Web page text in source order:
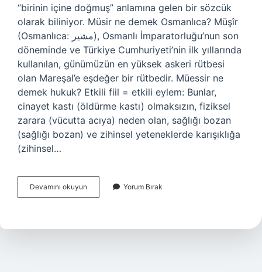
“birinin içine doğmuş” anlamına gelen bir sözcük
olarak biliniyor. Müsir ne demek Osmanlıca? Müşîr
(Osmanlıca: مشير), Osmanlı İmparatorluğu’nun son
döneminde ve Türkiye Cumhuriyeti’nin ilk yıllarında
kullanılan, günümüzün en yüksek askeri rütbesi
olan Mareşal’e eşdeğer bir rütbedir. Müessir ne
demek hukuk? Etkili fiil = etkili eylem: Bunlar,
cinayet kastı (öldürme kastı) olmaksızın, fiziksel
zarara (vücutta acıya) neden olan, sağlığı bozan
(sağlığı bozan) ve zihinsel yeteneklerde karışıklığa
(zihinsel…
Devamını okuyun Münkesir
Ne
Anlamı
Yorum Bırak